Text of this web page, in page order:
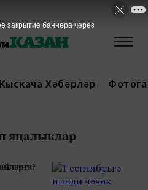
Кыскача Хәбәрләр
яңалыклар
закрытие баннера через